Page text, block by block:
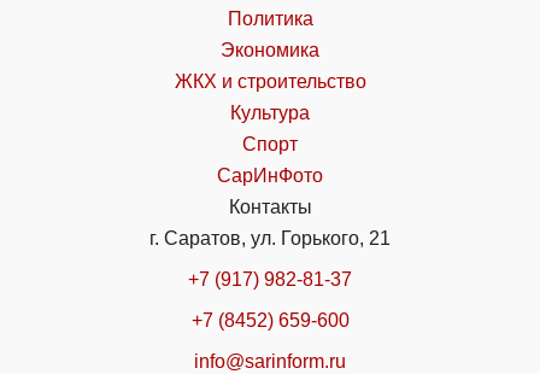
Политика
Экономика
ЖКХ и строительство
Культура
Спорт
СарИнФото
Контакты
г. Саратов, ул. Горького, 21
+7 (917) 982-81-37
+7 (8452) 659-600
info@sarinform.ru